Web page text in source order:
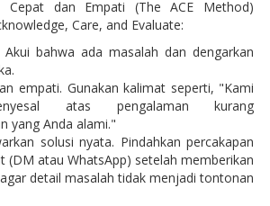
Cepat dan Empati (The ACE Method)
Care, and Evaluate:
Akui bahwa ada masalah dan dengarkan
empati. Gunakan kalimat seperti, "Kami
atas pengalaman kurang
yang Anda alami."
solusi nyata. Pindahkan percakapan
(DM atau WhatsApp) setelah memberikan
detail masalah tidak menjadi tontonan